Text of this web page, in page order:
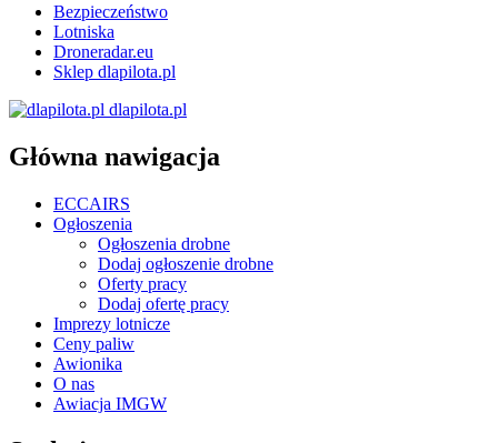
Bezpieczeństwo
Lotniska
Droneradar.eu
Sklep dlapilota.pl
dlapilota.pl
Główna nawigacja
ECCAIRS
Ogłoszenia
Ogłoszenia drobne
Dodaj ogłoszenie drobne
Oferty pracy
Dodaj ofertę pracy
Imprezy lotnicze
Ceny paliw
Awionika
O nas
Awiacja IMGW